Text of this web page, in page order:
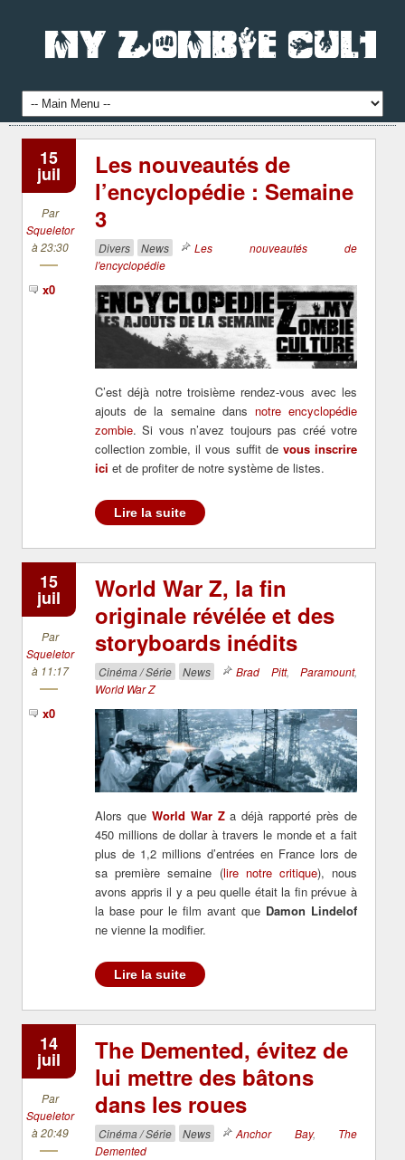
15
juil
Par
Squeletor
à 23:30
x0
Les nouveautés de
l’encyclopédie : Semaine
3
Divers News
Les nouveautés de
l'encyclopédie
C’est déjà notre troisième rendez-vous avec les
ajouts de la semaine dans notre encyclopédie
zombie. Si vous n’avez toujours pas créé votre
collection zombie, il vous suffit de vous inscrire
ici et de profiter de notre système de listes.
Lire la suite
15
juil
Par
Squeletor
à 11:17
x0
World War Z, la fin
originale révélée et des
storyboards inédits
Cinéma / Série News Brad Pitt, Paramount,
World War Z
Alors que World War Za déjà rapporté près de
450 millions de dollar à travers le monde et a fait
plus de 1,2 millions d’entrées en France lors de
sa première semaine (lire notre critique), nous
avons appris il y a peu quelle était la fin prévue à
la base pour le film avant que Damon Lindelof
ne vienne la modifier.
Lire la suite
14
juil
Par
Squeletor
à 20:49
The Demented, évitez de
lui mettre des bâtons
dans les roues
Cinéma / Série News Anchor Bay, The
Demented